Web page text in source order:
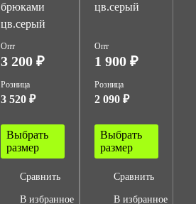
брюками
цв.серый
Опт
3 200 ₽
Розница
3 520 ₽
Выбрать
размер
Сравнить
В избранное
цв.серый
Опт
1 900 ₽
Розница
2 090 ₽
Выбрать
размер
Сравнить
В избранное